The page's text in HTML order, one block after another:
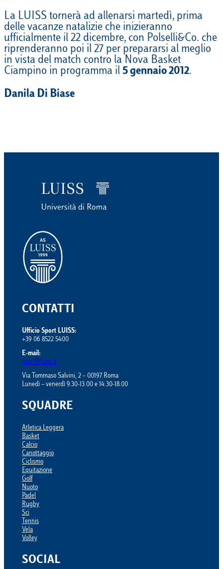
La LUISS tornerà ad allenarsi martedì, prima
delle vacanze natalizie che inizieranno
ufficialmente il 22 dicembre, con Polselli&Co. che
riprenderanno poi il 27 per prepararsi al meglio
in vista del match contro la Nova Basket
Ciampino in programma il 5 gennaio 2012.
Danila Di Biase
CONTATTI
Ufficio Sport LUISS:
+39 06 8522 5400
E-mail:
sport@luiss.it
Via Tommaso Salvini, 2 – 00197 Roma
Lunedì – venerdì 9.30-13.00 e 14.30-18.00
SQUADRE
Atletica Leggera
Basket
Calcio
Canottaggio
Ciclismo
Equitazione
Golf
Nuoto
Padel
Rugby
Sci
Tennis
Vela
Volley
SOCIAL